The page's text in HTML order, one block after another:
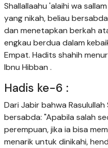
Shallallaahu 'alaihi wa
yang nikah, beliau
dan menetapkan berkah
engkau berdua dalam
Empat. Hadits shahih
Ibnu Hibban .
Hadis ke-6 :
Dari Jabir bahwa Rasulullah
bersabda: "Apabila salah
perempuan, jika ia bisa
menarik untuk dinikahi,